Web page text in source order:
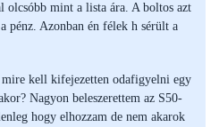
olcsóbb mint a lista ára. A boltos azt
pénz. Azonban én félek h sérült a
mire kell kifejezetten odafigyelni egy
Nagyon beleszerettem az S50-
hogy elhozzam de nem akarok